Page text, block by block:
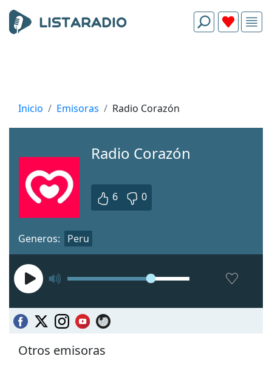
Inicio Emisoras Radio Corazón
Radio Corazón
6 0
Generos: Peru
Otros emisoras